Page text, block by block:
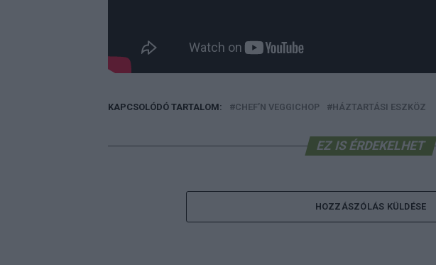
KAPCSOLÓDÓ TARTALOM: CHEF’N VEGGICHOP HÁZTARTÁSI ESZKÖZ
EZ IS ÉRDEKELHET
HOZZÁSZÓLÁS KÜLDÉSE